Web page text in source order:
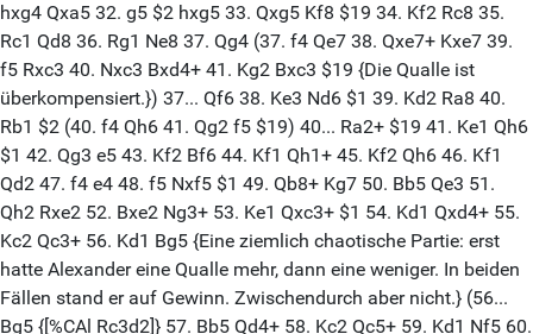
hxg4 Qxa5 32. g5 $2 hxg5 33. Qxg5 Kf8 $19 34. Kf2 Rc8 35.
Rc1 Qd8 36. Rg1 Ne8 37. Qg4 (37. f4 Qe7 38. Qxe7+ Kxe7 39.
f5 Rxc3 40. Nxc3 Bxd4+ 41. Kg2 Bxc3 $19 {Die Qualle ist
überkompensiert.}) 37... Qf6 38. Ke3 Nd6 $1 39. Kd2 Ra8 40.
Rb1 $2 (40. f4 Qh6 41. Qg2 f5 $19) 40... Ra2+ $19 41. Ke1 Qh6
$1 42. Qg3 e5 43. Kf2 Bf6 44. Kf1 Qh1+ 45. Kf2 Qh6 46. Kf1
Qd2 47. f4 e4 48. f5 Nxf5 $1 49. Qb8+ Kg7 50. Bb5 Qe3 51.
Qh2 Rxe2 52. Bxe2 Ng3+ 53. Ke1 Qxc3+ $1 54. Kd1 Qxd4+ 55.
Kc2 Qc3+ 56. Kd1 Bg5 {Eine ziemlich chaotische Partie: erst
hatte Alexander eine Qualle mehr, dann eine weniger. In beiden
Fällen stand er auf Gewinn. Zwischendurch aber nicht.} (56...
Bg5 {[%CAl Rc3d2]} 57. Bb5 Qd4+ 58. Kc2 Qc5+ 59. Kd1 Nf5 60.